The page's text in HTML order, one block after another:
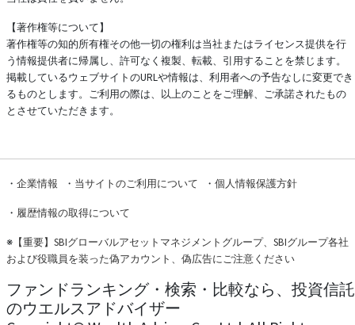
【著作権等について】
著作権等の知的所有権その他一切の権利は当社またはライセンス提供を行
う情報提供者に帰属し、許可なく複製、転載、引用することを禁じます。
掲載しているウェブサイトのURLや情報は、利用者への予告なしに変更でき
るものとします。ご利用の際は、以上のことをご理解、ご承諾されたもの
とさせていただきます。
・ 企業情報 ・ 当サイトのご利用について ・ 個人情報保護方針
・ 履歴情報の取得について
※ 【重要】SBIグローバルアセットマネジメントグループ、SBIグループ各社
および役職員を装った偽アカウント、偽広告にご注意ください
ファンドランキング・検索・比較なら、投資信託
のウエルスアドバイザー